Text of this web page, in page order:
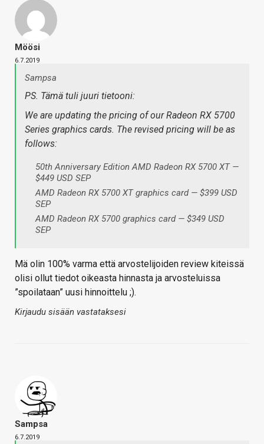
Möösi
6.7.2019
Sampsa
PS. Tämä tuli juuri tietooni:
We are updating the pricing of our Radeon RX 5700
Series graphics cards. The revised pricing will be as
follows:
50th Anniversary Edition AMD Radeon RX 5700 XT —
$449 USD SEP
AMD Radeon RX 5700 XT graphics card — $399 USD
SEP
AMD Radeon RX 5700 graphics card — $349 USD
SEP
Mä olin 100% varma että arvostelijoiden review kiteissä
olisi ollut tiedot oikeasta hinnasta ja arvosteluissa
”spoilataan” uusi hinnoittelu ;).
Kirjaudu sisään vastataksesi
Sampsa
6.7.2019